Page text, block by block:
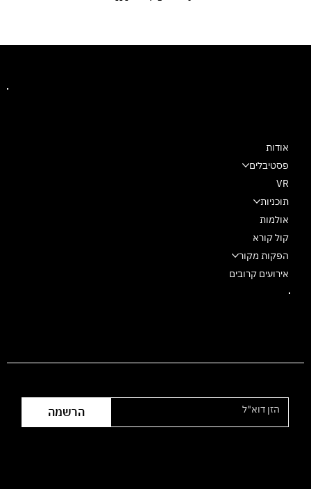
הרשמה
אודות
פסטיבלים
VR
תוכניות
אולמות
קול קורא
הפקות מקור
אירועים קרובים